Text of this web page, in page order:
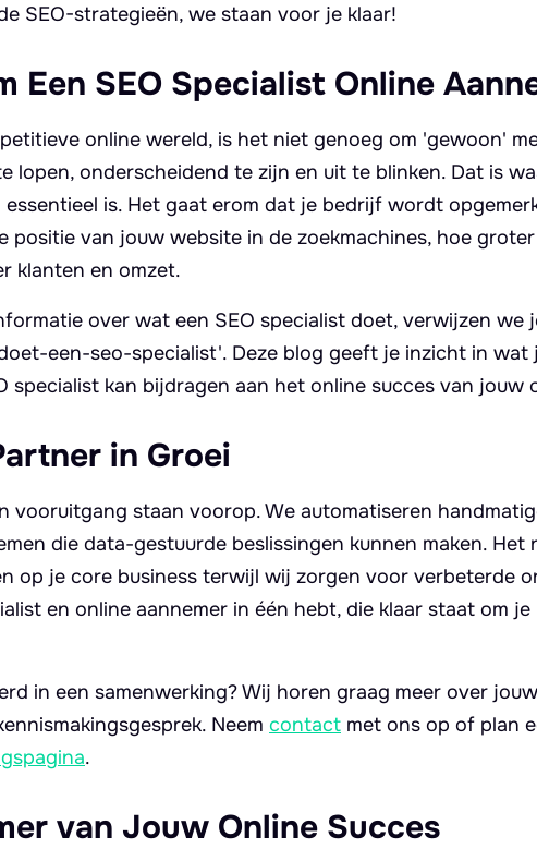
SEO-strategieën, we staan voor je klaar!
Een SEO Specialist Online
online wereld, is het niet genoeg om 'gewoon'
lopen, onderscheidend te zijn en uit te blinken. Dat is
essentieel is. Het gaat erom dat je bedrijf wordt
positie van jouw website in de zoekmachines, hoe
klanten en omzet.
over wat een SEO specialist doet, verwijzen we
een-seo-specialist'. Deze blog geeft je inzicht in wat
specialist kan bijdragen aan het online succes van jouw
in Groei
vooruitgang staan voorop. We automatiseren
die data-gestuurde beslissingen kunnen maken.
op je core business terwijl wij zorgen voor verbeterde
en online aannemer in één hebt, die klaar staat om
in een samenwerking? Wij horen graag meer over
Neem contact met ons op of plan
.
van Jouw Online Succes